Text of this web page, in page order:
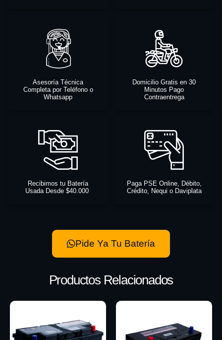
Asesoría Técnica
Completa por Teléfono o
Whatsapp
Domicilio Gratis en 30
Minutos Pago
Contraentrega
Recibimos tu Batería
Usada Desde $40.000
Paga PSE Online, Débito,
Crédito, Nequi o Daviplata
Pide Ya Tu Batería
Productos Relacionados